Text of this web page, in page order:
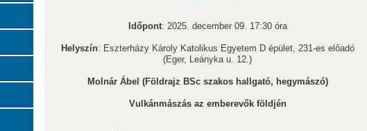
Geleji Sándor Sályi István Simon Sándor Verő József Terplán
Időpont: 2025. december 09. 17:30 óra
Helyszín: Eszterházy Károly Katolikus Egyetem D épület, 231-es előadó
(Eger, Leányka u. 12.)
Molnár Ábel (Földrajz BSc szakos hallgató, hegymászó)
Vulkánmászás az emberevők földjén